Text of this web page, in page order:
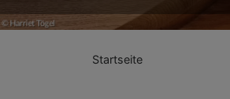
Startseite